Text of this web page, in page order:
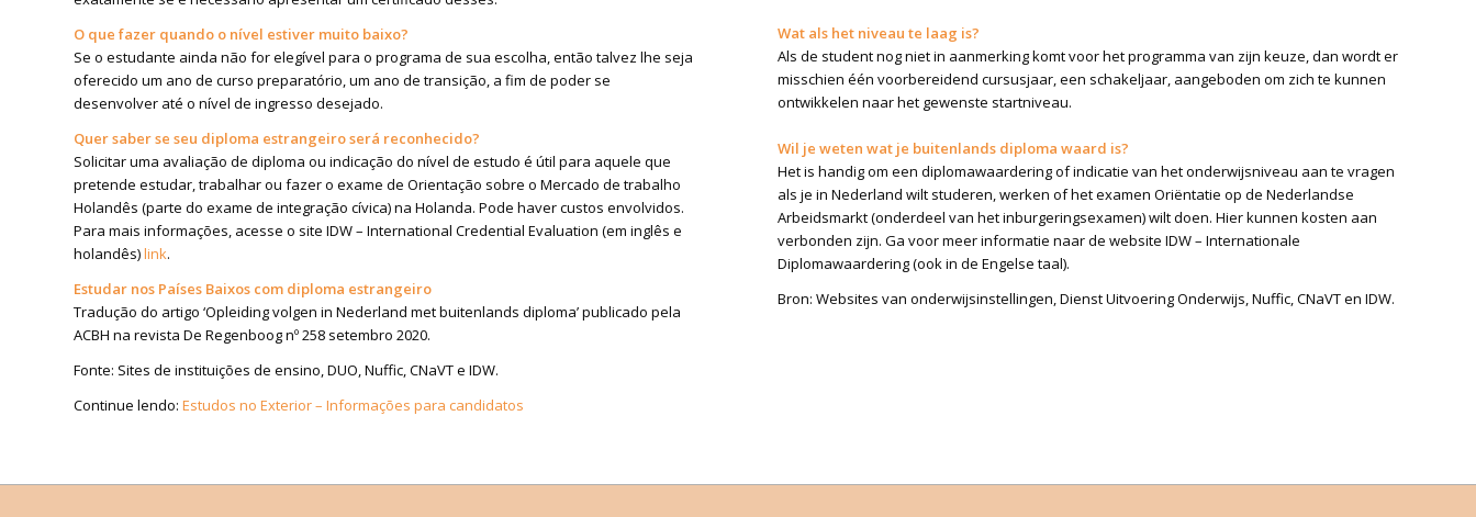
O que fazer quando o nível estiver muito baixo?
Se o estudante ainda não for elegível para o programa de sua escolha, então talvez lhe seja
oferecido um ano de curso preparatório, um ano de transição, a fim de poder se
desenvolver até o nível de ingresso desejado.
Quer saber se seu diploma estrangeiro será reconhecido?
Solicitar uma avaliação de diploma ou indicação do nível de estudo é útil para aquele que
pretende estudar, trabalhar ou fazer o exame de Orientação sobre o Mercado de trabalho
Holandês (parte do exame de integração cívica) na Holanda. Pode haver custos envolvidos.
Para mais informações, acesse o site IDW – International Credential Evaluation (em inglês e
holandês)link.
Estudar nos Países Baixos com diploma estrangeiro
Tradução do artigo ‘Opleiding volgen in Nederland met buitenlands diploma’ publicado pela
ACBH na revista De Regenboog nº 258 setembro 2020.
Fonte: Sites de instituições de ensino, DUO, Nuffic, CNaVT e IDW.
Wat als het niveau te laag is?
Als de student nog niet in aanmerking komt voor het programma van zijn keuze, dan wordt er
misschien één voorbereidend cursusjaar, een schakeljaar, aangeboden om zich te kunnen
ontwikkelen naar het gewenste startniveau.
Wil je weten wat je buitenlands diploma waard is?
Het is handig om een diplomawaardering of indicatie van het onderwijsniveau aan te vragen
als je in Nederland wilt studeren, werken of het examen Oriëntatie op de Nederlandse
Arbeidsmarkt (onderdeel van het inburgeringsexamen) wilt doen. Hier kunnen kosten aan
verbonden zijn. Ga voor meer informatie naar de website IDW – Internationale
Diplomawaardering (ook in de Engelse taal).
Bron: Websites van onderwijsinstellingen, Dienst Uitvoering Onderwijs, Nuffic, CNaVT en IDW.
Continue lendo: Estudos no Exterior – Informações para candidatos